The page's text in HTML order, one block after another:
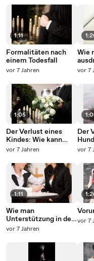
1:11
Formalitäten nach
einem Todesfall
vor 7 Jahren
1:05
Der Verlust eines
Kindes: Wie kann
man weiter machen?
vor 7 Jahren
1:11
Wie man
Unterstützung in der
Trauerzeit findet
vor 7 Jahren
Wie
vor 7
Der
wie
vor 7
vor 7